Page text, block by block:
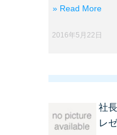
» Read More
2016年5月22日
社
レ